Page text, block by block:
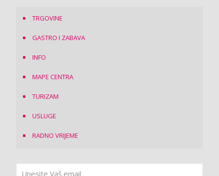
TRGOVINE
GASTRO I ZABAVA
INFO
MAPE CENTRA
TURIZAM
USLUGE
RADNO VRIJEME